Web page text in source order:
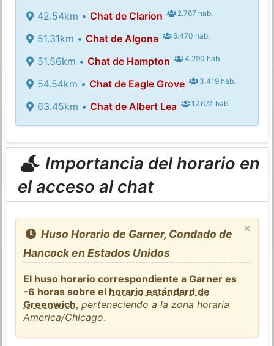
42.54km • Chat de Clarion 2.767 hab.
51.31km • Chat de Algona 5.470 hab.
51.56km • Chat de Hampton 4.290 hab.
54.54km • Chat de Eagle Grove 3.419 hab.
63.45km • Chat de Albert Lea 17.674 hab.
Importancia del horario en
el acceso al chat
×
Huso Horario de Garner, Condado de
Hancock en Estados Unidos
El huso horario correspondiente a Garner es
-6 horas sobre el horario estándard de
Greenwich,perteneciendo a la zona horaria
America/Chicago.